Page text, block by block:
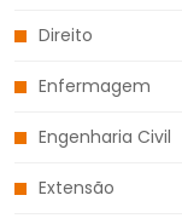
Direito
Enfermagem
Engenharia Civil
Extensão